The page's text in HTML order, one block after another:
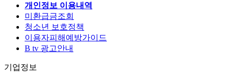
개인정보 이용내역
미환급금조회
청소년 보호정책
이용자피해예방가이드
B tv 광고안내
기업정보